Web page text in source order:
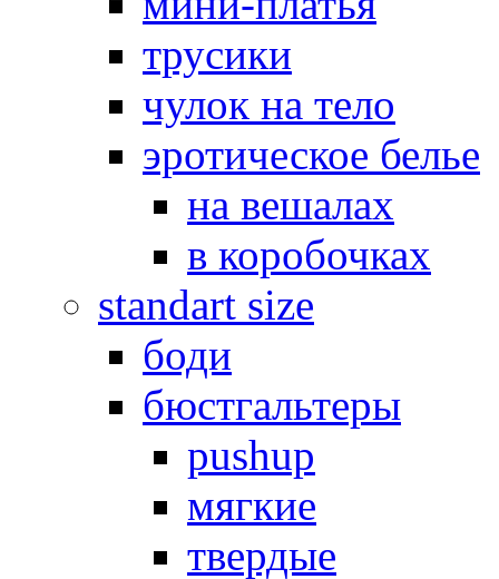
трусики
чулок на тело
эротическое белье
на вешалах
в коробочках
standart size
боди
бюстгальтеры
pushup
мягкие
твердые